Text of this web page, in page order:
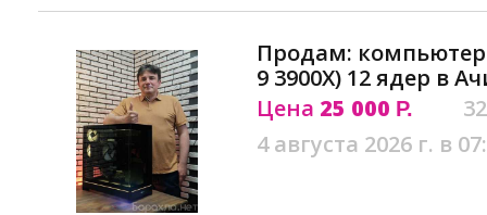
Продам: компьютер
9 3900X) 12 ядер в
Цена 25 000 Р.
4 августа 2026 г. в